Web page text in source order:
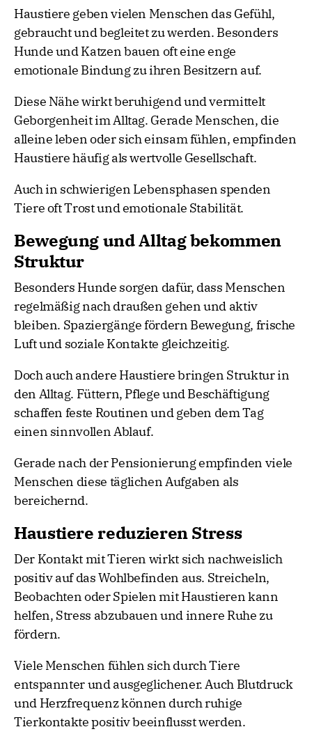
Haustiere geben vielen Menschen das Gefühl,
gebraucht und begleitet zu werden. Besonders
Hunde und Katzen bauen oft eine enge
emotionale Bindung zu ihren Besitzern auf.
Diese Nähe wirkt beruhigend und vermittelt
Geborgenheit im Alltag. Gerade Menschen, die
alleine leben oder sich einsam fühlen, empfinden
Haustiere häufig als wertvolle Gesellschaft.
Auch in schwierigen Lebensphasen spenden
Tiere oft Trost und emotionale Stabilität.
Bewegung und Alltag bekommen
Struktur
Besonders Hunde sorgen dafür, dass Menschen
regelmäßig nach draußen gehen und aktiv
bleiben. Spaziergänge fördern Bewegung, frische
Luft und soziale Kontakte gleichzeitig.
Doch auch andere Haustiere bringen Struktur in
den Alltag. Füttern, Pflege und Beschäftigung
schaffen feste Routinen und geben dem Tag
einen sinnvollen Ablauf.
Gerade nach der Pensionierung empfinden viele
Menschen diese täglichen Aufgaben als
bereichernd.
Haustiere reduzieren Stress
Der Kontakt mit Tieren wirkt sich nachweislich
positiv auf das Wohlbefinden aus. Streicheln,
Beobachten oder Spielen mit Haustieren kann
helfen, Stress abzubauen und innere Ruhe zu
fördern.
Viele Menschen fühlen sich durch Tiere
entspannter und ausgeglichener. Auch Blutdruck
und Herzfrequenz können durch ruhige
Tierkontakte positiv beeinflusst werden.